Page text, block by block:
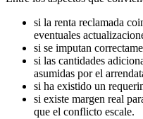
si la renta reclamada
eventuales
si se imputan
si las cantidades
asumidas por el
si ha existido un
si existe margen real
que el conflicto escale.